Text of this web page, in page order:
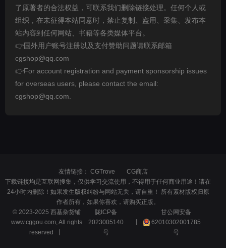
了原著者的合法权益，可联系我们删除链接处理。任何个人或
组织，在未征得本站同意时，禁止复制、盗用、采集、发布本
站内容到任何网站、书籍等各类媒体平台。
👉国外用户账号注册以及支付赞助问题请联系邮箱
cgshop@qq.com
👉For account registration and payment sponsorship issues
for overseas users, please contact the email:
cgshop@qq.com.
友情链接： CGTrove
CG商店
下载链接均是互联网搜集，仅供学习交流使用，不得用于任何商业用途！请在
24小时内删除！如果发生版权纠纷与网站无关，请自重！ 所有素材版权归原
作者所有，如果你喜欢，请购买正版。
© 2023-2025 西基杂货铺
www.cggou.com, All rights
reserved 丨
陇ICP备
2023005140
号
甘公网安备
62010302001785
号